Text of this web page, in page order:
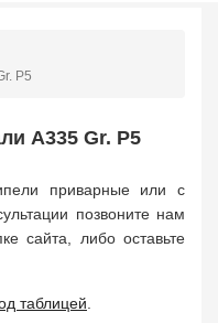
P5
A335 Gr. P5
приварные или с
позвоните нам
сайта, либо оставьте
таблицей